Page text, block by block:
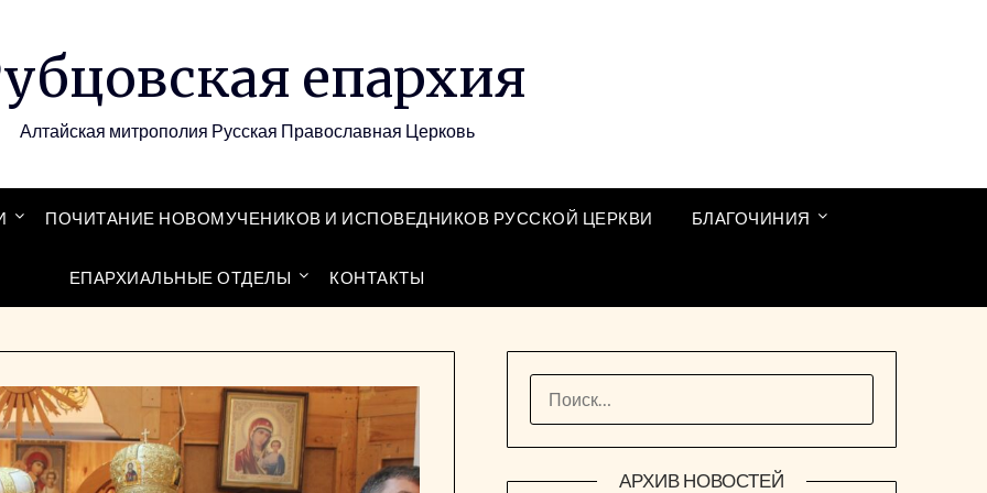
епархия
Алтайская митрополия Русская Православная Церковь
ПОЧИТАНИЕ НОВОМУЧЕНИКОВ И ИСПОВЕДНИКОВ РУССКОЙ ЦЕРКВИ БЛАГОЧИНИЯ
ЕПАРХИАЛЬНЫЕ ОТДЕЛЫ КОНТАКТЫ
АРХИВ НОВОСТЕЙ